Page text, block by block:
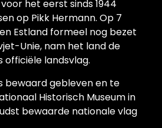
het eerst sinds 1944
op Pikk Hermann. Op 7
Estland formeel nog bezet
Unie, nam het land de
officiële landsvlag.
bewaard gebleven en te
Historisch Museum in
bewaarde nationale vlag